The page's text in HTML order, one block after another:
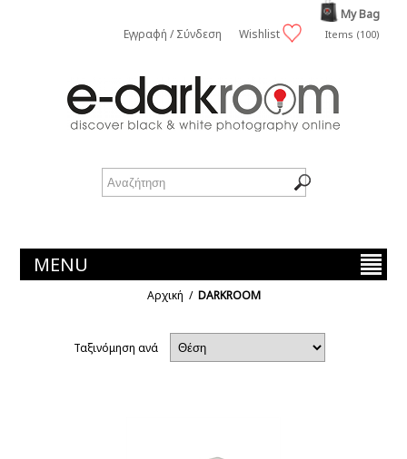
Εγγραφή / Σύνδεση Wishlist
My Bag
Items (100)
MENU
Αρχική / DARKROOM
Ταξινόμηση ανά